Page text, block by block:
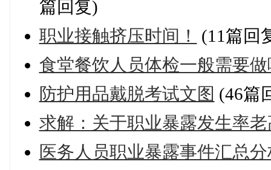
篇回复)
职业接触挤压时间！
(11篇回
食堂餐饮人员体检一般需要
防护用品戴脱考试文图 (46篇
求解：关于职业暴露发生率
医务人员职业暴露事件汇总分